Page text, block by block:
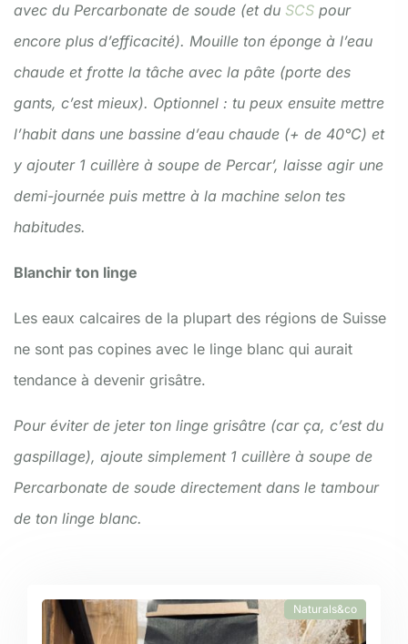
avec du Percarbonate de soude (et du SCS pour
encore plus d’efficacité). Mouille ton éponge à l’eau
chaude et frotte la tâche avec la pâte (porte des
gants, c’est mieux). Optionnel : tu peux ensuite mettre
l’habit dans une bassine d’eau chaude (+ de 40°C) et
y ajouter 1 cuillère à soupe de Percar’, laisse agir une
demi-journée puis mettre à la machine selon tes
habitudes.
Blanchir ton linge
Les eaux calcaires de la plupart des régions de Suisse
ne sont pas copines avec le linge blanc qui aurait
tendance à devenir grisâtre.
Pour éviter de jeter ton linge grisâtre (car ça, c’est du
gaspillage), ajoute simplement 1 cuillère à soupe de
Percarbonate de soude directement dans le tambour
de ton linge blanc.
Naturals&co